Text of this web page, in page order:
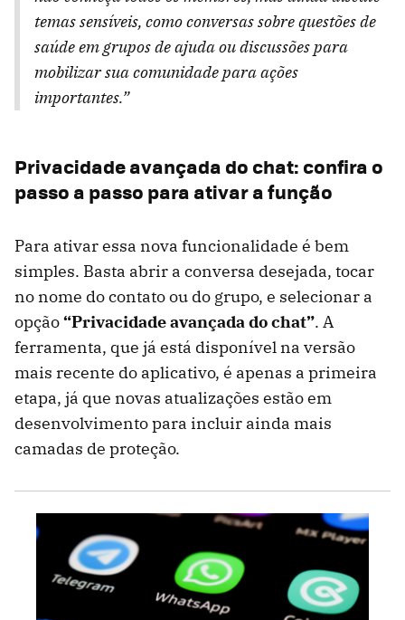
temas sensíveis, como conversas sobre questões de
saúde em grupos de ajuda ou discussões para
mobilizar sua comunidade para ações
importantes.”
Privacidade avançada do chat: confira o
passo a passo para ativar a função
Para ativar essa nova funcionalidade é bem
simples. Basta abrir a conversa desejada, tocar
no nome do contato ou do grupo, e selecionar a
opção“Privacidade avançada do chat”. A
ferramenta, que já está disponível na versão
mais recente do aplicativo, é apenas a primeira
etapa, já que novas atualizações estão em
desenvolvimento para incluir ainda mais
camadas de proteção.